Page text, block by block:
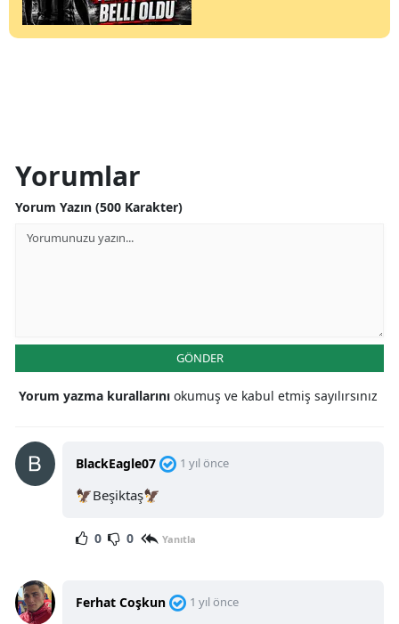
Yorumlar
Yorum Yazın (500 Karakter)
GÖNDER
Yorum yazma kurallarını okumuş ve kabul etmiş sayılırsınız
BlackEagle07 1 yıl önce
🦅Beşiktaş🦅
0 0 Yanıtla
Ferhat Coşkun 1 yıl önce